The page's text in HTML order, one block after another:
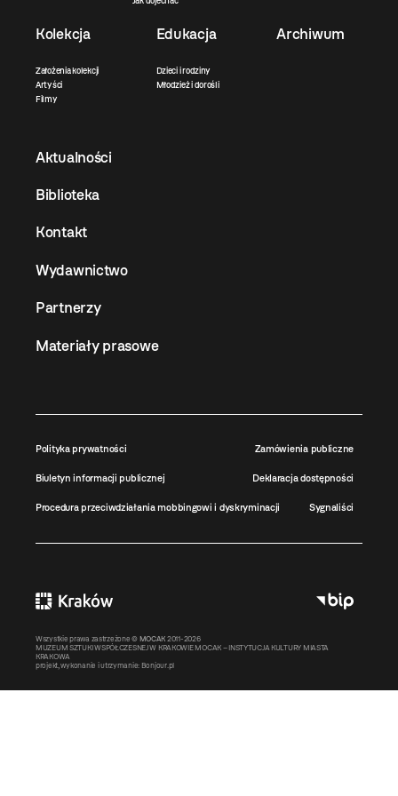
Kolekcja
Założenia kolekcji
Artyści
Filmy
Edukacja
Dzieci i rodziny
Młodzież i dorośli
Archiwum
Aktualności
Biblioteka
Kontakt
Wydawnictwo
Partnerzy
Materiały prasowe
Polityka prywatności Zamówienia publiczne
Biuletyn informacji publicznej Deklaracja dostępności
Procedura przeciwdziałania mobbingowi i dyskryminacji Sygnaliści
Wszystkie prawa zastrzeżone © MOCAK 2011-2026
MUZEUM SZTUKI WSPÓŁCZESNEJ W KRAKOWIE MOCAK – INSTYTUCJA KULTURY MIASTA
KRAKOWA
projekt, wykonanie i utrzymanie: Bonjour.pl